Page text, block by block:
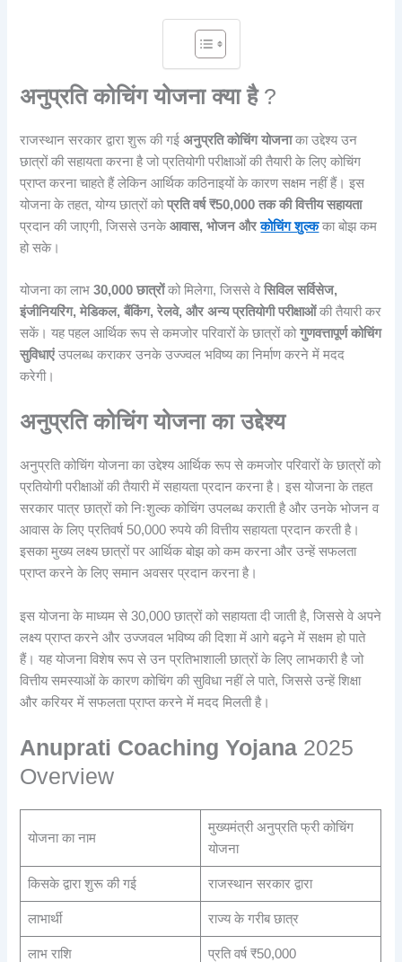
अनुप्रति कोचिंग योजना क्या है ?
राजस्थान सरकार द्वारा शुरू की गईअनुप्रति कोचिंग योजनाका उद्देश्य उन
छात्रों की सहायता करना है जो प्रतियोगी परीक्षाओं की तैयारी के लिए कोचिंग
प्राप्त करना चाहते हैं लेकिन आर्थिक कठिनाइयों के कारण सक्षम नहीं हैं। इस
योजना के तहत, योग्य छात्रों कोप्रति वर्ष ₹50,000 तक की वित्तीय सहायता
प्रदान की जाएगी, जिससे उनकेआवास, भोजन औरकोचिंग शुल्कका बोझ कम
हो सके।
योजना का लाभ30,000 छात्रोंको मिलेगा, जिससे वेसिविल सर्विसेज,
इंजीनियरिंग, मेडिकल, बैंकिंग, रेलवे, और अन्य प्रतियोगी परीक्षाओंकी तैयारी कर
सकें। यह पहल आर्थिक रूप से कमजोर परिवारों के छात्रों कोगुणवत्तापूर्ण कोचिंग
सुविधाएंउपलब्ध कराकर उनके उज्ज्वल भविष्य का निर्माण करने में मदद
करेगी।
अनुप्रति कोचिंग योजना का उद्देश्य
अनुप्रति कोचिंग योजना का उद्देश्य आर्थिक रूप से कमजोर परिवारों के छात्रों को
प्रतियोगी परीक्षाओं की तैयारी में सहायता प्रदान करना है। इस योजना के तहत
सरकार पात्र छात्रों को निःशुल्क कोचिंग उपलब्ध कराती है और उनके भोजन व
आवास के लिए प्रतिवर्ष 50,000 रुपये की वित्तीय सहायता प्रदान करती है।
इसका मुख्य लक्ष्य छात्रों पर आर्थिक बोझ को कम करना और उन्हें सफलता
प्राप्त करने के लिए समान अवसर प्रदान करना है।
इस योजना के माध्यम से 30,000 छात्रों को सहायता दी जाती है, जिससे वे अपने
लक्ष्य प्राप्त करने और उज्जवल भविष्य की दिशा में आगे बढ़ने में सक्षम हो पाते
हैं। यह योजना विशेष रूप से उन प्रतिभाशाली छात्रों के लिए लाभकारी है जो
वित्तीय समस्याओं के कारण कोचिंग की सुविधा नहीं ले पाते, जिससे उन्हें शिक्षा
और करियर में सफलता प्राप्त करने में मदद मिलती है।
Anuprati Coaching Yojana 2025
Overview
योजना का नाम
मुख्यमंत्री अनुप्रति फ्री कोचिंग
योजना
किसके द्वारा शुरू की गई राजस्थान सरकार द्वारा
लाभार्थी राज्य के गरीब छात्र
लाभ राशि प्रति वर्ष ₹50,000